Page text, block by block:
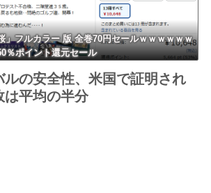
」フルカラー 版 全巻70円セールｗｗｗｗｗｗ
ポイント還元セール
ルの安全性、米国で証明され
平均の半分